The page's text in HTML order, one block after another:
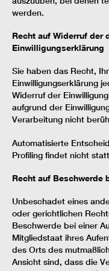
werden.
Recht auf Widerruf der
Einwilligungserklärung
Sie haben das Recht,
Einwilligungserklärung
Widerruf der
aufgrund der
Verarbeitung nicht
Automatisierte
Profiling findet nicht
Recht auf Beschwerde
Unbeschadet eines
oder gerichtlichen
Beschwerde bei einer
Mitgliedstaat ihres
des Orts des
Ansicht sind, dass die